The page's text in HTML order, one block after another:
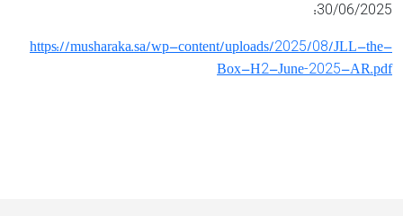
30/06/2025
:
https://musharaka.sa/wp-content/uploads/2025/08/JLL-the-
Box-H2-June-2025-AR.pdf